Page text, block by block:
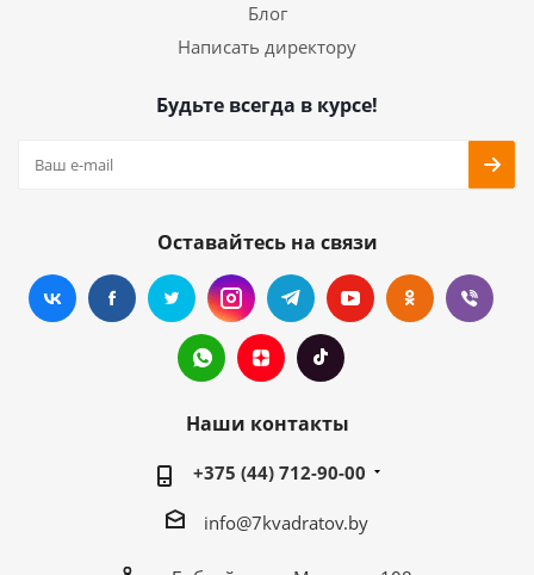
Блог
Написать директору
Будьте всегда в курсе!
Оставайтесь на связи
Наши контакты
+375 (44) 712-90-00
info@7kvadratov.by